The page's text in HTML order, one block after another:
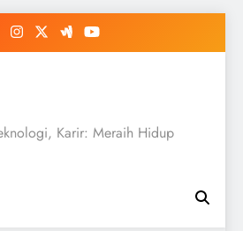
Karir: Meraih Hidup